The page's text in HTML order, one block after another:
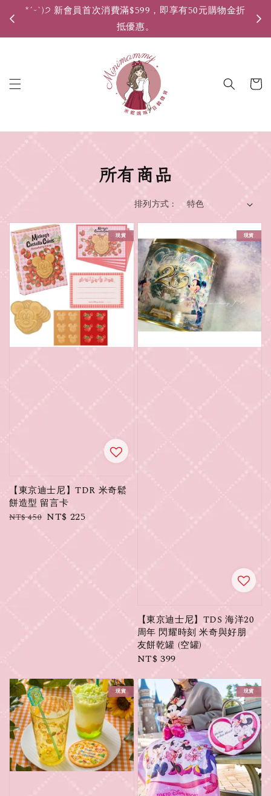
*ˊᵕˋ)੭ 新會員首次消費滿$599，即享有50元購物金折
抵優惠。
所有商品
排列方式 :
現貨
【東京迪士尼】TDR 米奇鬆
餅造型 留言卡
Regular
NT$ 450 Sale
NT$ 225
現貨
【東京迪士尼】TDS 海洋20
周年 閃耀時刻 米奇與好朋
友餅乾罐 (空罐)
Regular
price
NT$ 399
現貨 現貨